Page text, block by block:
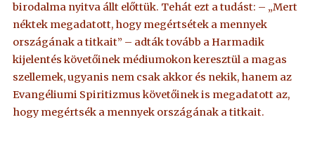
birodalma nyitva állt előttük. Tehát ezt a tudást: – „Mert
néktek megadatott, hogy megértsétek a mennyek
országának a titkait” – adták tovább a Harmadik
kijelentés követőinek médiumokon keresztül a magas
szellemek, ugyanis nem csak akkor és nekik, hanem az
Evangéliumi Spiritizmus követőinek is megadatott az,
hogy megértsék a mennyek országának a titkait.